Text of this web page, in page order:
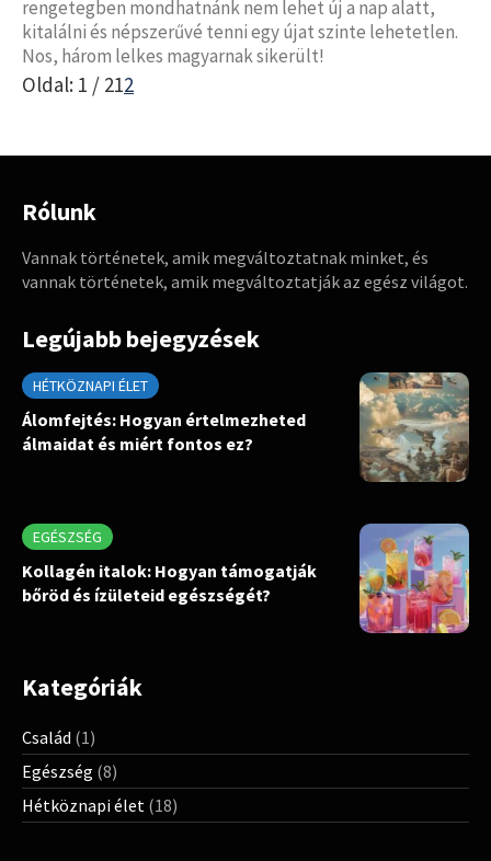
rengetegben mondhatnánk nem lehet új a nap alatt,
kitalálni és népszerűvé tenni egy újat szinte lehetetlen.
Nos, három lelkes magyarnak sikerült!
Oldal: 1 / 212
Rólunk
Vannak történetek, amik megváltoztatnak minket, és
vannak történetek, amik megváltoztatják az egész világot.
Legújabb bejegyzések
HÉTKÖZNAPI ÉLET
Álomfejtés: Hogyan értelmezheted
álmaidat és miért fontos ez?
EGÉSZSÉG
Kollagén italok: Hogyan támogatják
bőröd és ízületeid egészségét?
Kategóriák
Család (1)
Egészség (8)
Hétköznapi élet (18)